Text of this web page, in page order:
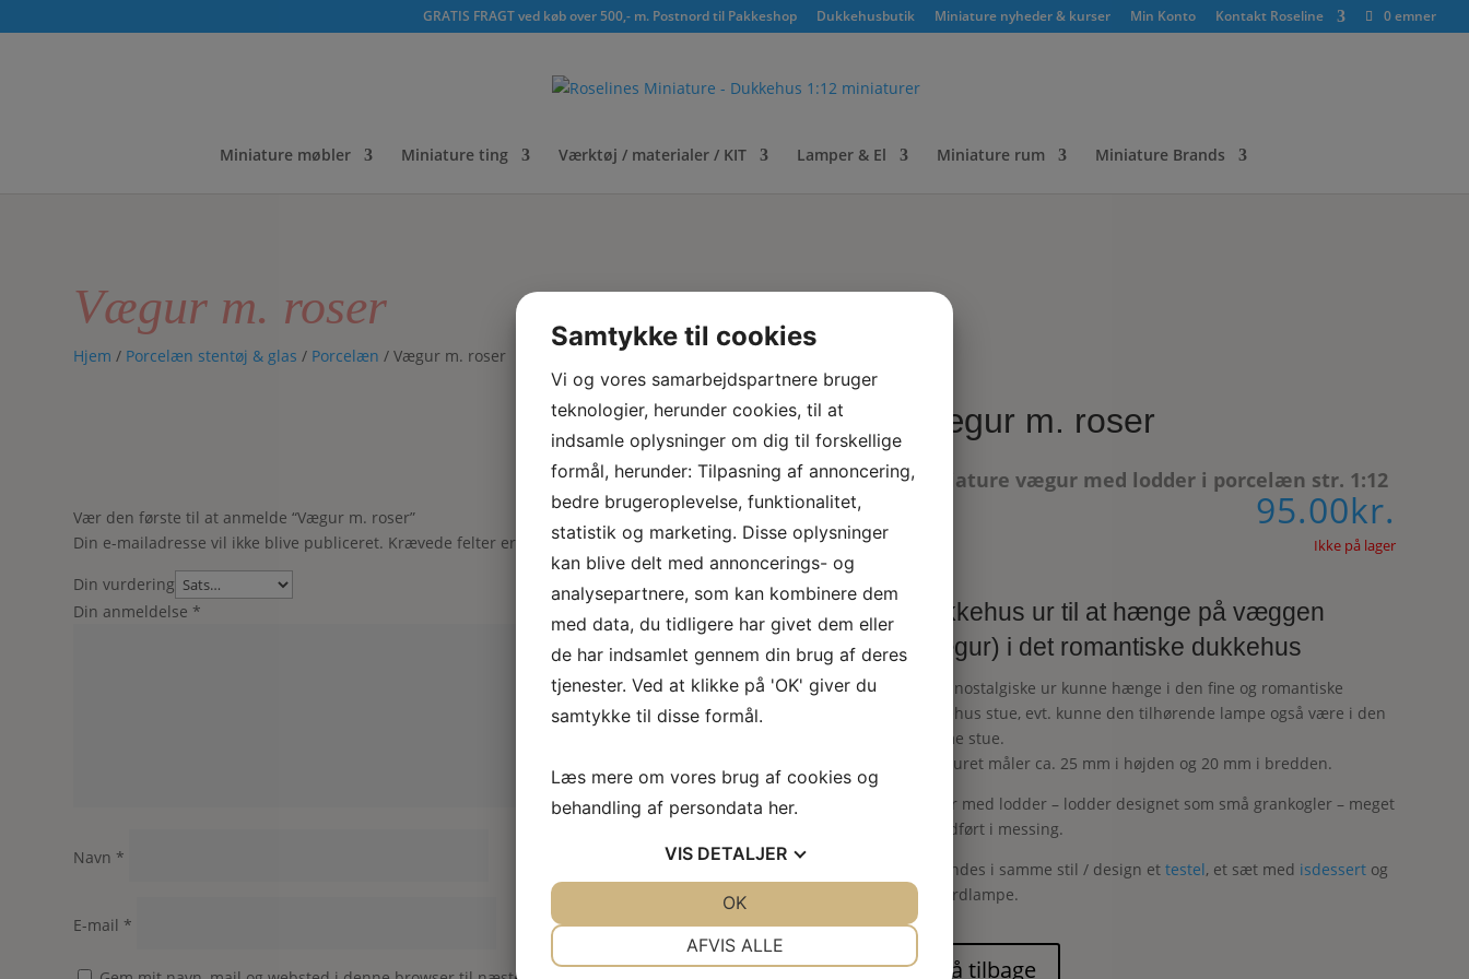
GRATIS FRAGT ved køb over 500,- m. Postnord til Pakkeshop Dukkehusbutik Miniature nyheder & kurser Min Konto Kontakt Roseline 0 emner
Miniature møbler Miniature ting Værktøj / materialer / KIT Lamper & El Miniature rum Miniature Brands
Vægur m. roser
Hjem / Porcelæn stentøj & glas / Porcelæn / Vægur m. roser
Vær den første til at anmelde “Vægur m. roser”
Din e-mailadresse vil ikke blive publiceret. Krævede felter er markeret med*
Din vurdering
Din anmeldelse *
Navn *
E-mail *
Vægur m. roser
Miniature vægur med lodder i porcelæn str. 1:12
95.00kr.
Ikke på lager
Dukkehus ur til at hænge på væggen
(vægur) i det romantiske dukkehus
Dette nostalgiske ur kunne hænge i den fine og romantiske
dukkehus stue, evt. kunne den tilhørende lampe også være i den
samme stue.
Selve uret måler ca. 25 mm i højden og 20 mm i bredden.
Vægur med lodder – lodder designet som små grankogler – meget
fint udført i messing.
Der findes i samme stil / design et testel, et sæt med isdessertog
en bordlampe.
Samtykke til cookies
Vi og vores samarbejdspartnere bruger
teknologier, herunder cookies, til at
indsamle oplysninger om dig til forskellige
formål, herunder: Tilpasning af annoncering,
bedre brugeroplevelse, funktionalitet,
statistik og marketing. Disse oplysninger
kan blive delt med annoncerings- og
analysepartnere, som kan kombinere dem
med data, du tidligere har givet dem eller
de har indsamlet gennem din brug af deres
tjenester. Ved at klikke på 'OK' giver du
samtykke til disse formål.
Læs mere om vores brug af cookies og
behandling af persondata her.
VIS DETALJER
AFVIS ALLE
OK